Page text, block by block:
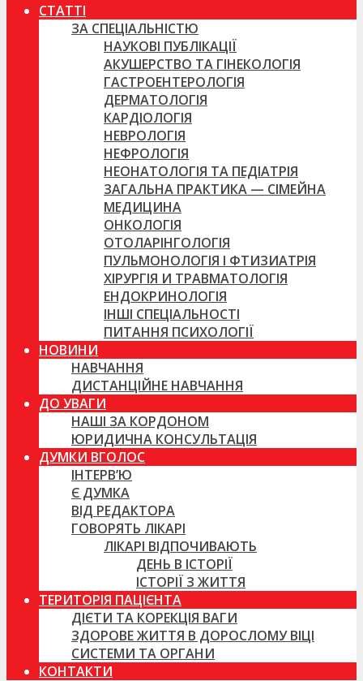
СТАТТІ
ЗА СПЕЦІАЛЬНІСТЮ
НАУКОВІ ПУБЛІКАЦІЇ
АКУШЕРСТВО ТА ГІНЕКОЛОГІЯ
ГАСТРОЕНТЕРОЛОГІЯ
ДЕРМАТОЛОГІЯ
КАРДІОЛОГІЯ
НЕВРОЛОГІЯ
НЕФРОЛОГІЯ
НЕОНАТОЛОГІЯ ТА ПЕДІАТРІЯ
ЗАГАЛЬНА ПРАКТИКА — СІМЕЙНА
МЕДИЦИНА
ОНКОЛОГІЯ
ОТОЛАРІНГОЛОГІЯ
ПУЛЬМОНОЛОГІЯ І ФТИЗИАТРІЯ
ХІРУРГІЯ И ТРАВМАТОЛОГІЯ
ЕНДОКРИНОЛОГІЯ
ІНШІ СПЕЦІАЛЬНОСТІ
ПИТАННЯ ПСИХОЛОГІЇ
НОВИНИ
НАВЧАННЯ
ДИСТАНЦІЙНЕ НАВЧАННЯ
ДО УВАГИ
НАШІ ЗА КОРДОНОМ
ЮРИДИЧНА КОНСУЛЬТАЦІЯ
ДУМКИ ВГОЛОС
ІНТЕРВ’Ю
Є ДУМКА
ВІД РЕДАКТОРА
ГОВОРЯТЬ ЛІКАРІ
ЛІКАРІ ВІДПОЧИВАЮТЬ
ДЕНЬ В ІСТОРІЇ
ІСТОРІЇ З ЖИТТЯ
ТЕРИТОРІЯ ПАЦІЄНТА
ДІЄТИ ТА КОРЕКЦІЯ ВАГИ
ЗДОРОВЕ ЖИТТЯ В ДОРОСЛОМУ ВІЦІ
СИСТЕМИ ТА ОРГАНИ
КОНТАКТИ